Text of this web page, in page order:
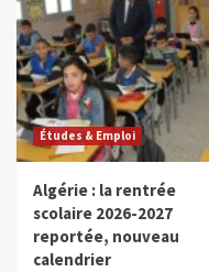
Études & Emploi
Algérie : la rentrée
scolaire 2026-2027
reportée, nouveau
calendrier